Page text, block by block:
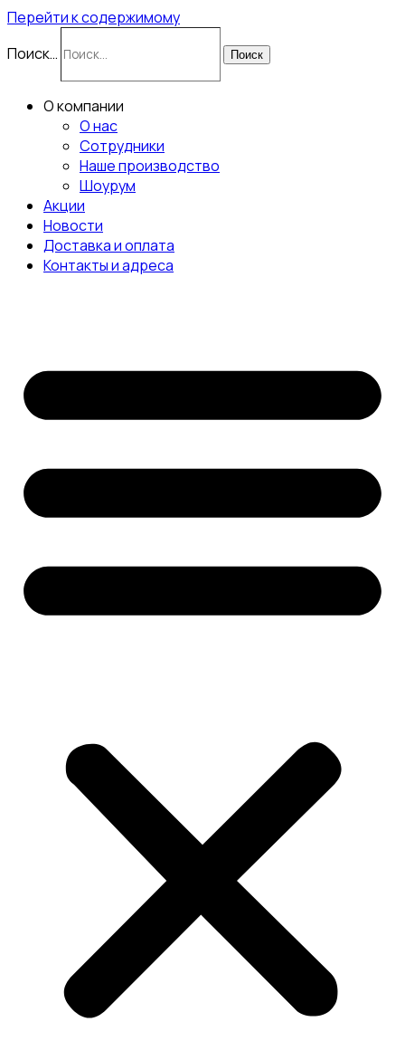
Перейти к содержимому
Поиск…
Поиск
О компании
О нас
Сотрудники
Наше производство
Шоурум
Акции
Новости
Доставка и оплата
Контакты и адреса